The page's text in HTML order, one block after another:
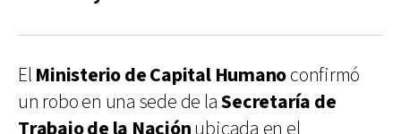
El Ministerio de Capital Humanoconfirmó
un robo en una sede de laSecretaría de
Trabajo de la Naciónubicada en el